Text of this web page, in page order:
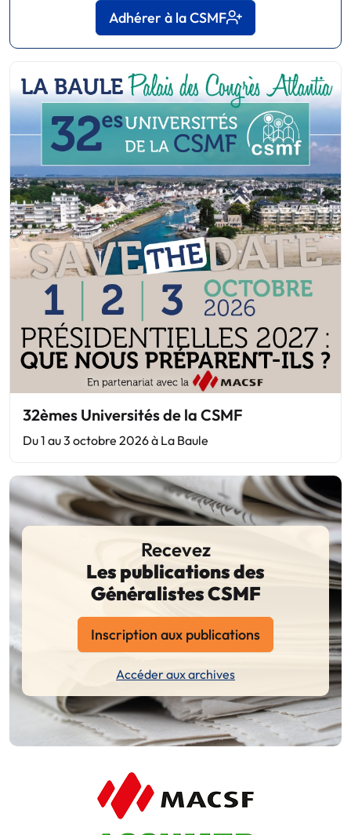
Adhérer à la CSMF
32èmes Universités de la CSMF
Du 1 au 3 octobre 2026 à La Baule
Recevez
Les publications des
Généralistes CSMF
Inscription aux publications
Accéder aux archives